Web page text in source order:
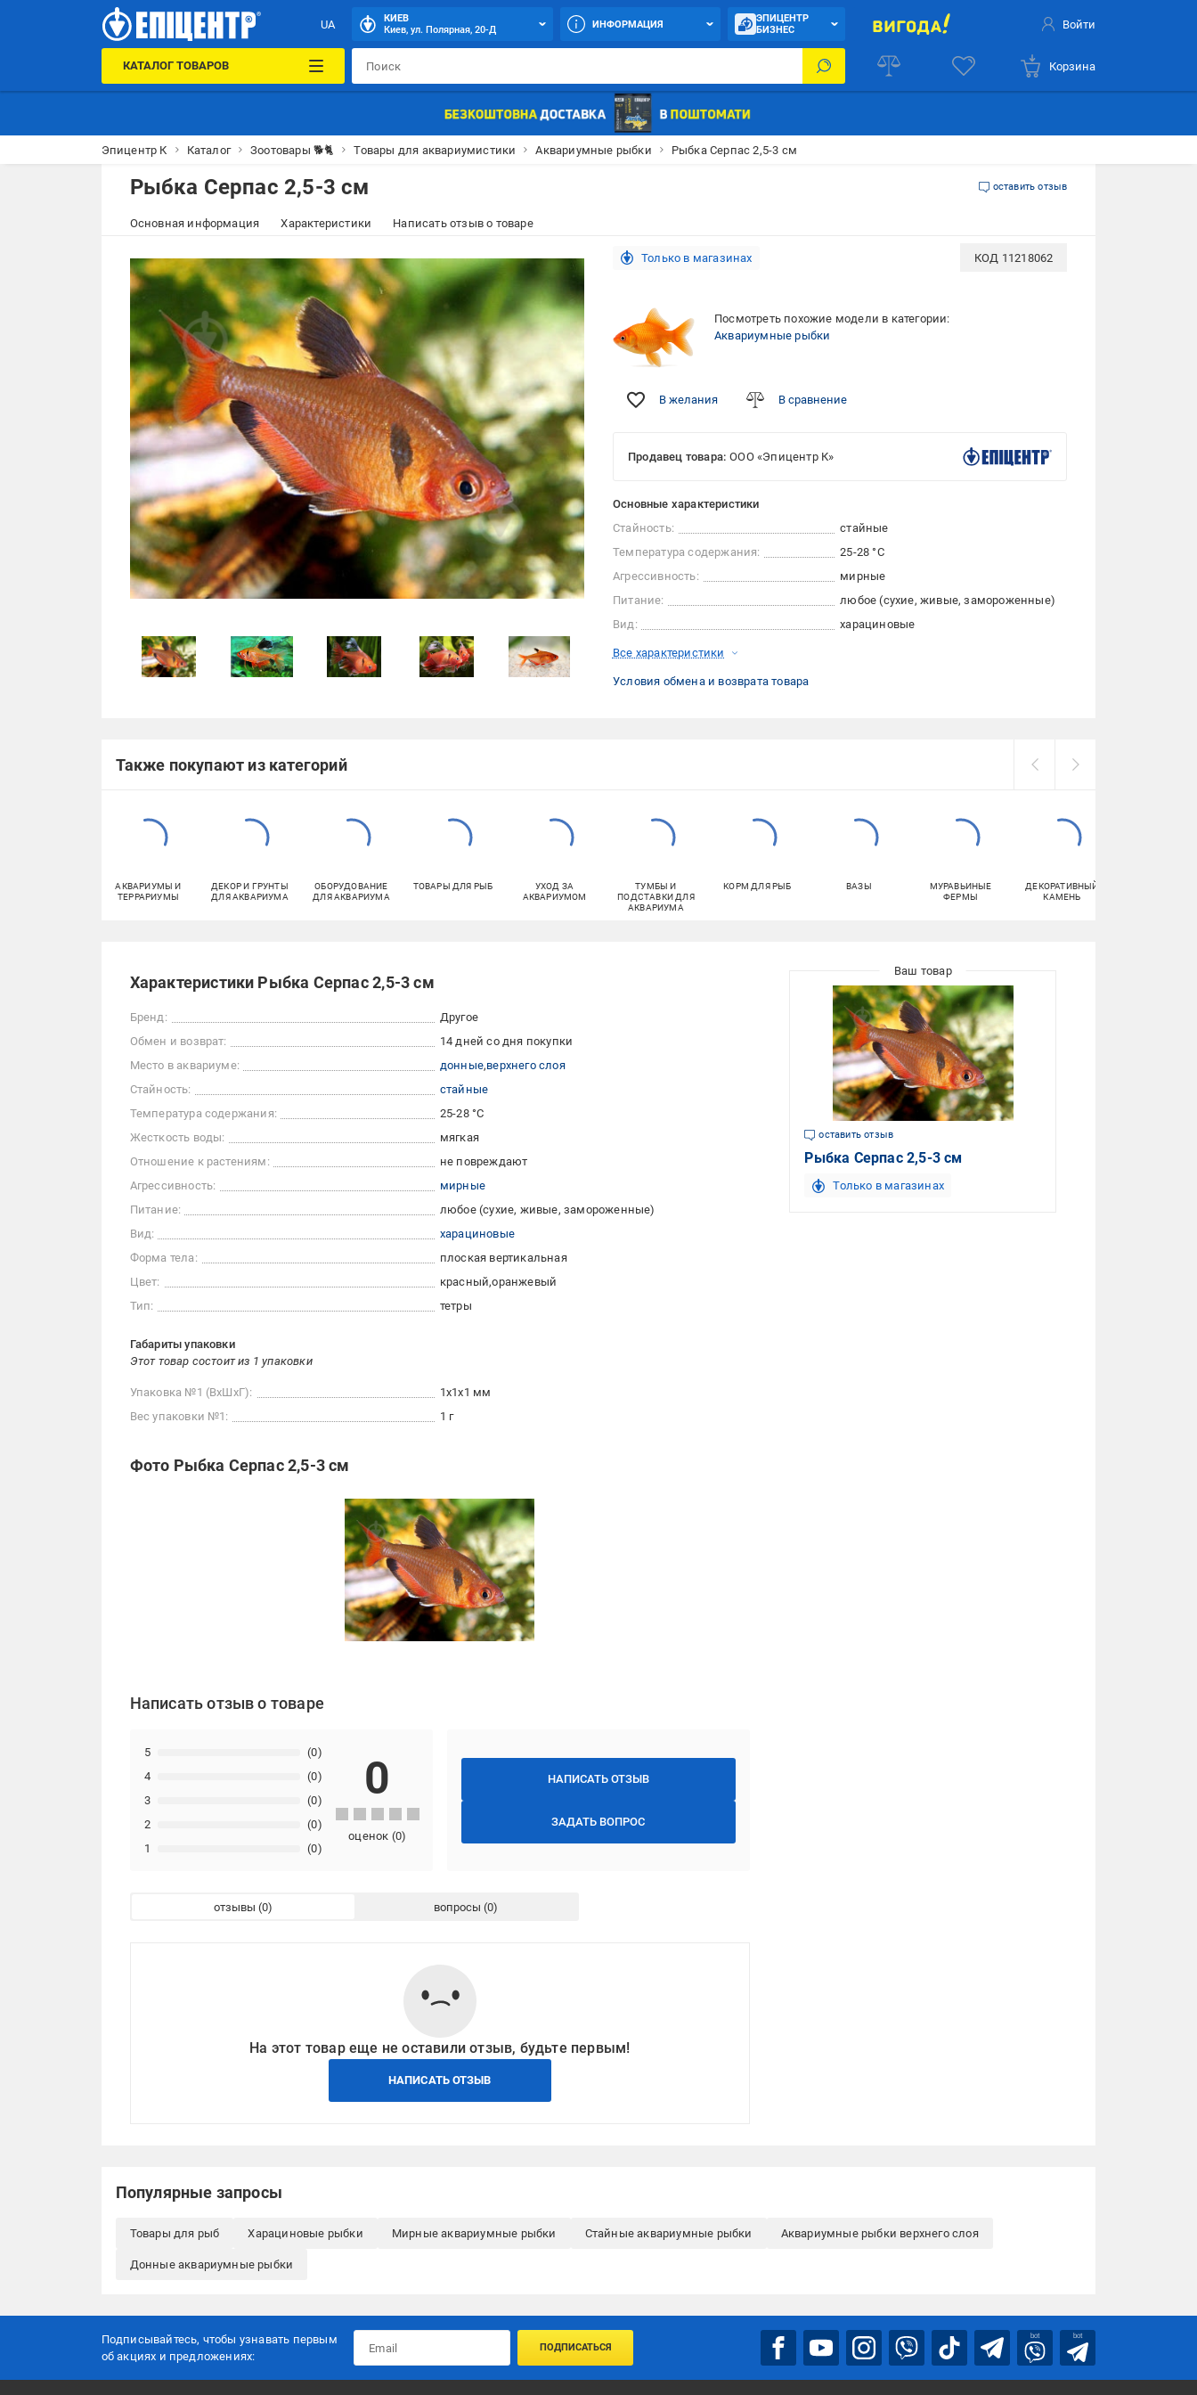
UA
КИЕВ
Киев, ул. Полярная, 20-Д
ИНФОРМАЦИЯ
ЭПИЦЕНТР
БИЗНЕС
Войти
КАТАЛОГ ТОВАРОВ Корзина
Эпицентр К Каталог Зоотовары 🐕🐈 Товары для аквариумистики Аквариумные рыбки Рыбка Серпас 2,5-3 см
Рыбка Серпас 2,5-3 см оставить отзыв
Основная информация Характеристики Написать отзыв о товаре
Только в магазинах КОД 11218062
Посмотреть похожие модели в категории:
Аквариумные рыбки
В желания В сравнение
Продавец товара: ООО «Эпицентр К»
Основные характеристики
Стайность:
стайные
Температура содержания:
25-28 °С
Агрессивность:
мирные
Питание:
любое (сухие, живые, замороженные)
Вид:
харациновые
Все характеристики
Условия обмена и возврата товара
Также покупают из категорий
АКВАРИУМЫ И
ТЕРРАРИУМЫ
ДЕКОР И ГРУНТЫ
ДЛЯ АКВАРИУМА
ОБОРУДОВАНИЕ
ДЛЯ АКВАРИУМА
ТОВАРЫ ДЛЯ РЫБ
УХОД ЗА
АКВАРИУМОМ
ТУМБЫ И
ПОДСТАВКИ ДЛЯ
АКВАРИУМА
КОРМ ДЛЯ РЫБ ВАЗЫ
МУРАВЬИНЫЕ
ФЕРМЫ
ДЕКОРАТИВНЫЙ
КАМЕНЬ
Характеристики Рыбка Серпас 2,5-3 см
Бренд:
Другое
Обмен и возврат:
14 дней со дня покупки
Место в аквариуме:
донные верхнего слоя
Стайность:
стайные
Температура содержания:
25-28 °С
Жесткость воды:
мягкая
Отношение к растениям:
не повреждают
Агрессивность:
мирные
Питание:
любое (сухие, живые, замороженные)
Вид:
харациновые
Форма тела:
плоская вертикальная
Цвет:
красный оранжевый
Тип:
тетры
Габариты упаковки
Этот товар состоит из 1 упаковки
Упаковка №1 (ВхШхГ):
1x1x1 мм
Вес упаковки №1:
1 г
Фото Рыбка Серпас 2,5-3 см
Написать отзыв о товаре
НАПИСАТЬ ОТЗЫВ
ЗАДАТЬ ВОПРОС
1 (0)
2 (0)
3 (0)
4 (0)
5 (0)
0
оценок (0)
отзывы вопросы
На этот товар еще не оставили отзыв, будьте первым!
НАПИСАТЬ ОТЗЫВ
оставить отзыв
Рыбка Серпас 2,5-3 см
Только в магазинах
Популярные запросы
Товары для рыб Харациновые рыбки Мирные аквариумные рыбки Стайные аквариумные рыбки Аквариумные рыбки верхнего слоя
Донные аквариумные рыбки
Подписывайтесь, чтобы узнавать первым
об акцияx и предложениях:
ПОДПИСАТЬСЯ
bot bot